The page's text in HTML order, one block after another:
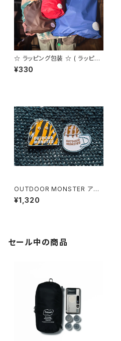
☆ ラッピング包装 ☆ ( ラッピン
グをご希望の方はこちらも一緒
にご購入ください。)
¥330
OUTDOOR MONSTER アウ
トドアモンスター sabi別注 ピン
バッヂ
¥1,320
セール中の商品